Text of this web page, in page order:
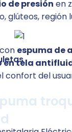
de presión en
glúteos, región
espuma de
en tela
confort del